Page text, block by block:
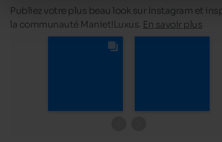
Publiez votre plus beau look sur Instagram et
la communauté Maniet!Luxus. En savoir plus